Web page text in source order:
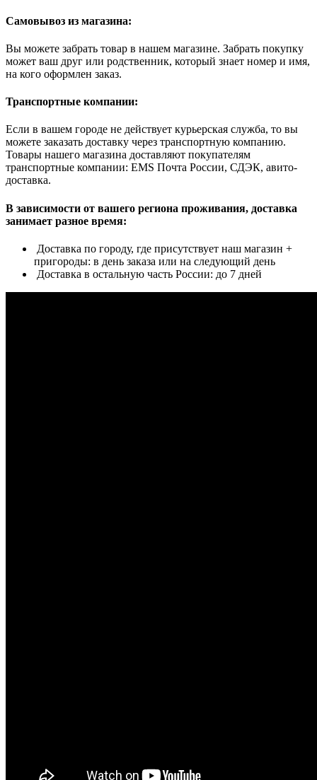
Самовывоз из магазина:
Вы можете забрать товар в нашем магазине. Забрать покупку
может ваш друг или родственник, который знает номер и имя,
на кого оформлен заказ.
Транспортные компании:
Если в вашем городе не действует курьерская служба, то вы
можете заказать доставку через транспортную компанию.
Товары нашего магазина доставляют покупателям
транспортные компании: EMS Почта России, СДЭК, авито-
доставка.
В зависимости от вашего региона проживания, доставка
занимает разное время:
Доставка по городу, где присутствует наш магазин +
пригороды: в день заказа или на следующий день
Доставка в остальную часть России: до 7 дней